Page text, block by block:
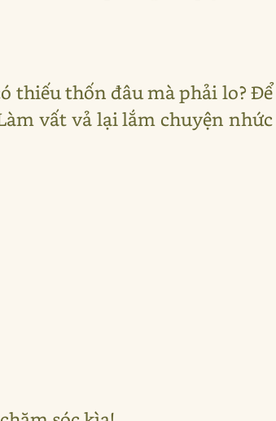
thiếu thốn đâu mà phải lo? Để
vất vả lại lắm chuyện nhức